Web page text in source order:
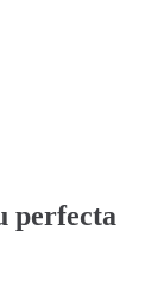
perfecta